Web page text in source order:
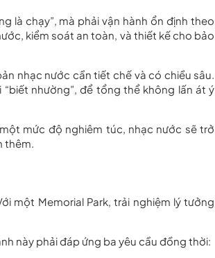
là chạy”, mà phải vận hành ổn định theo
kiểm soát an toàn, và thiết kế cho bảo
nhạc nước cần tiết chế và có chiều sâu.
“biết nhường”, để tổng thể không lấn át ý
mức độ nghiêm túc, nhạc nước sẽ trở
thêm.
một Memorial Park, trải nghiệm lý tưởng
này phải đáp ứng ba yêu cầu đồng thời: